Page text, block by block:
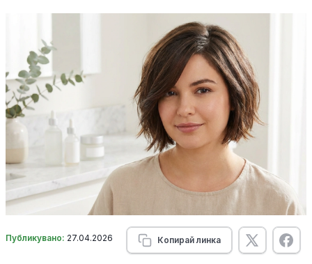
Публикувано: 27.04.2026 Копирай линка